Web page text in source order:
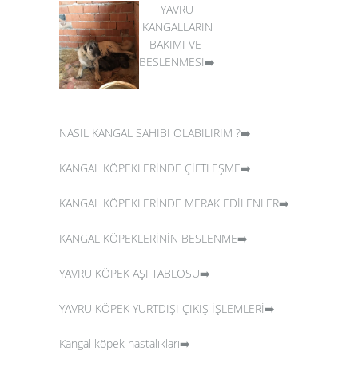
YAVRU
KANGALLARIN
BAKIMI VE
BESLENMESİ➡️
NASIL KANGAL SAHİBİ OLABİLİRİM ?➡️
KANGAL KÖPEKLERİNDE ÇİFTLEŞME➡️
KANGAL KÖPEKLERİNDE MERAK EDİLENLER➡️
KANGAL KÖPEKLERİNİN BESLENME➡️
YAVRU KÖPEK AŞI TABLOSU➡️
YAVRU KÖPEK YURTDIŞI ÇIKIŞ İŞLEMLERİ➡️
Kangal köpek hastalıkları➡️